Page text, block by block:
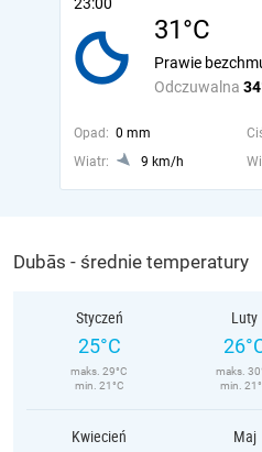
31°C
Odczuwalna
Prawie
Opad: 0 mm
Wiatr:
9 km/h
Dubās - średnie temperatury
Styczeń
25°C
maks. 29°C
min. 21°C
Luty
maks.
min.
Kwiecień Maj